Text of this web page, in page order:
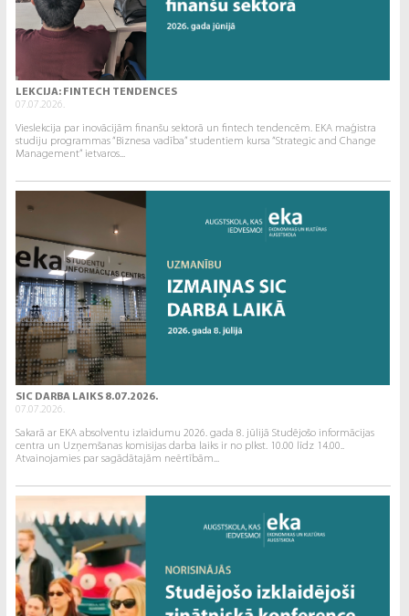
LEKCIJA: FINTECH TENDENCES
07.07.2026.
Vieslekcija par inovācijām finanšu sektorā un fintech tendencēm. EKA maģistra
studiju programmas “Biznesa vadība” studentiem kursa “Strategic and Change
Management” ietvaros...
SIC DARBA LAIKS 8.07.2026.
07.07.2026.
Sakarā ar EKA absolventu izlaidumu 2026. gada 8. jūlijā Studējošo informācijas
centra un Uzņemšanas komisijas darba laiks ir no plkst. 10.00 līdz 14.00..
Atvainojamies par sagādātajām neērtībām...